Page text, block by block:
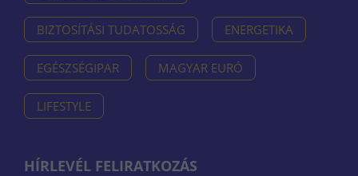
BIZTOSÍTÁSI TUDATOSSÁG ENERGETIKA
EGÉSZSÉGIPAR MAGYAR EURÓ
LIFESTYLE
HÍRLEVÉL FELIRATKOZÁS